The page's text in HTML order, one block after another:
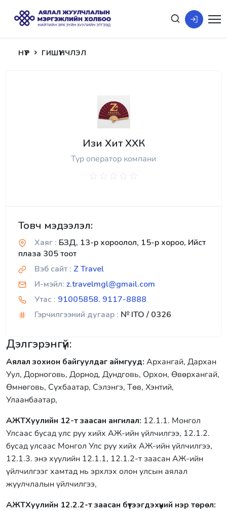
НҮҮР ГИШҮҮНЧЛЭЛ
Изи Хит ХХК
Тур оператор компани
Товч мэдээлэл:
Хаяг : БЗД, 13-р хороолол, 15-р хороо, Ийст
плаза 305 тоот
Вэб сайт : Z Travel
И-мэйл: z.travelmgl@gmail.com
Утас : 91005858. 9117-8888
Гэрчилгээний дугаар : № ITO / 0326
Дэлгэрэнгүй:
Аялал зохион байгуулдаг аймгууд: Архангай, Дархан
Уул, Дорноговь, Дорнод, Дундговь, Орхон, Өвөрхангай,
Өмнөговь, Сүхбаатар, Сэлэнгэ, Төв, Хэнтий,
Улаанбаатар,
АЖТХуулийн 12-т заасан ангилал: 12.1.1. Монгол
Улсаас бусад улс руу хийх АЖ-ийн үйлчилгээ, 12.1.2.
бусад улсаас Монгол Улс руу хийх АЖ-ийн үйлчилгээ,
12.1.3. энэ хуулийн 12.1.1, 12.1.2-т заасан АЖ-ийн
үйлчилгээг хамтад нь эрхлэх олон улсын аялал
жуулчлалын үйлчилгээ,
АЖТХуулийн 12.2.2-т заасан бүтээгдэхүүний нэр төрөл: